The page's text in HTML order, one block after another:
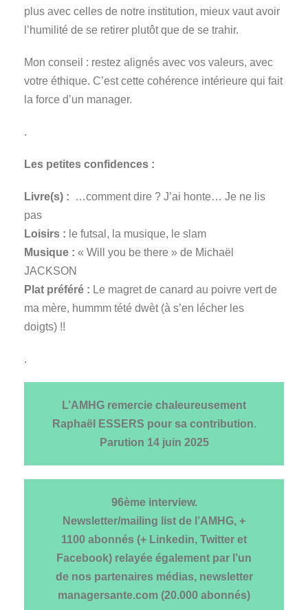
plus avec celles de notre institution, mieux vaut avoir
l’humilité de se retirer plutôt que de se trahir.
Mon conseil : restez alignés avec vos valeurs, avec
votre éthique. C’est cette cohérence intérieure qui fait
la force d’un manager.
.
Les petites confidences :
Livre(s) : …comment dire ? J’ai honte… Je ne lis
pas
Loisirs : le futsal, la musique, le slam
Musique : « Will you be there » de Michaël
JACKSON
Plat préféré : Le magret de canard au poivre vert de
ma mère, hummm tété dwèt (à s’en lécher les
doigts) !!
.
L’AMHG remercie chaleureusement
Raphaël ESSERS pour sa contribution.
Parution 14 juin 2025
96ème interview.
Newsletter/mailing list de l’AMHG, +
1100 abonnés (+ Linkedin, Twitter et
Facebook) relayée également par l’un
de nos partenaires médias, newsletter
managersante.com (20.000 abonnés)